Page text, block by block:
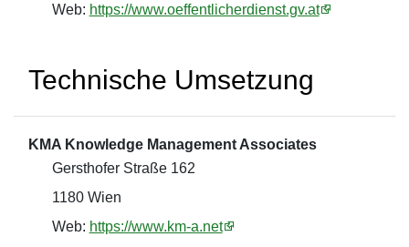
Web: https://www.oeffentlicherdienst.gv.at
Technische Umsetzung
KMA Knowledge Management Associates
Gersthofer Straße 162
1180 Wien
Web: https://www.km-a.net